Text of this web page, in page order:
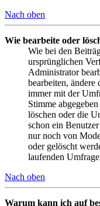
Nach oben
Wie bearbeite oder
Wie bei den
ursprünglichen
Administrator
bearbeiten, ändere
immer mit der
Stimme
löschen oder die
schon ein
nur noch von
oder gelöscht
laufenden
Nach oben
Warum kann ich auf